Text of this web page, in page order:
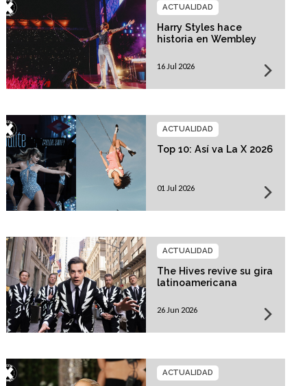
Harry Styles hace
historia en Wembley
ACTUALIDAD
16 Jul 2026
Top 10: Así va La X 2026
ACTUALIDAD
01 Jul 2026
The Hives revive su gira
latinoamericana
ACTUALIDAD
26 Jun 2026
ACTUALIDAD